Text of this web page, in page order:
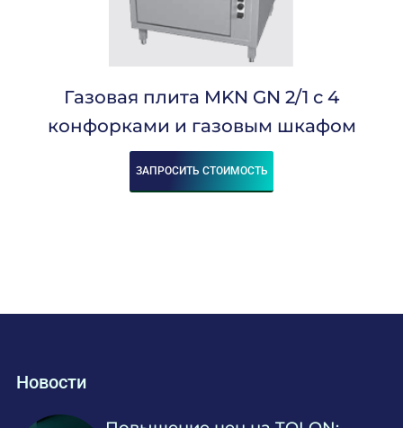
Газовая плита MKN GN 2/1 с 4
конфорками и газовым шкафом
ЗАПРОСИТЬ СТОИМОСТЬ
Новости